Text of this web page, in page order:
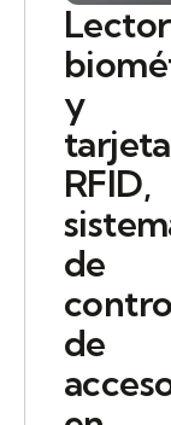
Lector
y
RFID,
de
de